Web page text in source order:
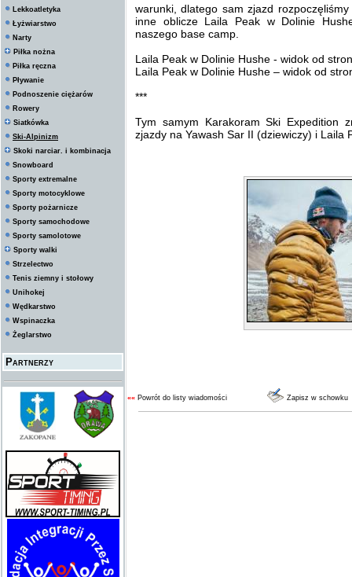
Lekkoatletyka
Łyżwiarstwo
Narty
Piłka nożna
Piłka ręczna
Pływanie
Podnoszenie ciężarów
Rowery
Siatkówka
Ski-Alpinizm
Skoki narciar. i kombinacja
Snowboard
Sporty extremalne
Sporty motocyklowe
Sporty pożarnicze
Sporty samochodowe
Sporty samolotowe
Sporty walki
Strzelectwo
Tenis ziemny i stołowy
Unihokej
Wędkarstwo
Wspinaczka
Żeglarstwo
Partnerzy
warunki, dlatego sam zjazd
inne oblicze Laila Peak w Dolinie
naszego base camp.
Laila Peak w Dolinie Hushe - widok od
Laila Peak w Dolinie Hushe – widok od
***
Tym samym Karakoram Ski Expedition
zjazdy na Yawash Sar II (dziewiczy) i Laila
«« Powrót do listy wiadomości Zapisz w schowku